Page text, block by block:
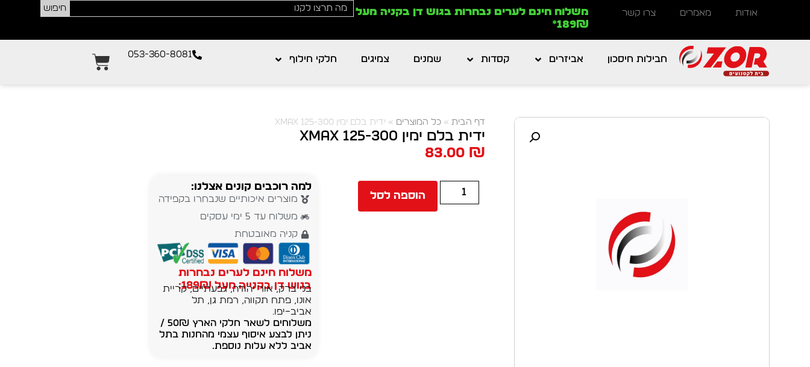
אודות מאמרים צרו קשר
משלוח חינם לערים נבחרות בגוש דן בקניה מעל
189₪*
חיפוש
חבילות חיסכון אביזרים קסדות שמנים צמיגים חלקי חילוף 053-360-8081
דף הבית» כל המוצרים » ידית בלם ימין XMAX 125-300
ידית בלם ימין XMAX 125-300
83.00 ₪
הוספה לסל
למה רוכבים קונים אצלנו:
מוצרים איכותיים שנבחרו בקפידה
משלוח עד 5 ימי עסקים
קניה מאובטחת
משלוח חינם לערים נבחרות
בגוש דן בקנייה מעל 189₪:
בני ברק, אור יהודה, גבעתיים, קריית
אונו, פתח תקווה, רמת גן, תל
אביב–יפו.
משלוחים לשאר חלקי הארץ 50₪ /
ניתן לבצע איסוף עצמי מהחנות בתל
אביב ללא עלות נוספת.